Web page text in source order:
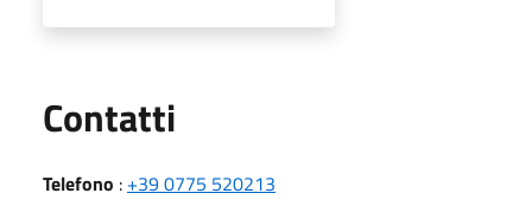
Contatti
Telefono : +39 0775 520213